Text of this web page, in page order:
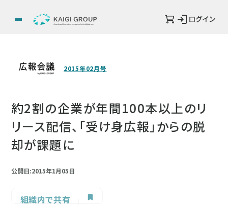
ログイン
2015年02月号
約2割の企業が年間100本以上のリ
リース配信、「受け身広報」からの脱
却が課題に
公開日:2015年1月05日
組織内で共有